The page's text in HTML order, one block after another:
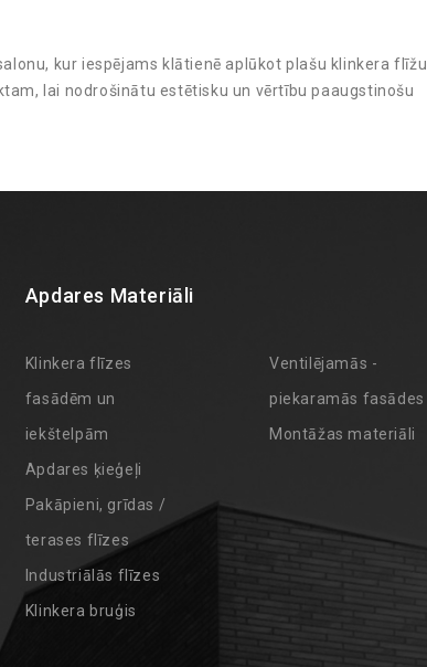
kur iespējams klātienē aplūkot plašu klinkera flīžu
lai nodrošinātu estētisku un vērtību paaugstinošu
Apdares Materiāli
Klinkera flīzes
fasādēm un
iekštelpām
Apdares ķieģeļi
Pakāpieni, grīdas /
terases flīzes
Industriālās flīzes
Klinkera bruģis
Ventilējamās -
piekaramās fasādes
Montāžas materiāli